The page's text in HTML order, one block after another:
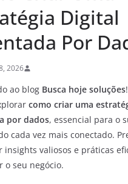
Digital
Por
2026
ao blog Busca hoje soluções
como criar uma
por dados, essencial para o
cada vez mais conectado.
insights valiosos e práticas
o seu negócio.